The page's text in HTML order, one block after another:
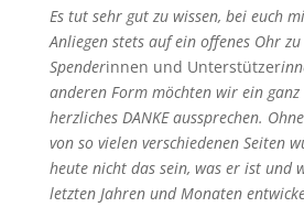
Es tut sehr gut zu wissen, bei euch
Anliegen stets auf ein offenes Ohr
Spenderinnen und Unterstützer
anderen Form möchten wir ein ganz
herzliches DANKE aussprechen.
von so vielen verschiedenen Seiten
heute nicht das sein, was er ist und
letzten Jahren und Monaten